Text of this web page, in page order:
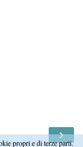
propri e di terze parti.
›